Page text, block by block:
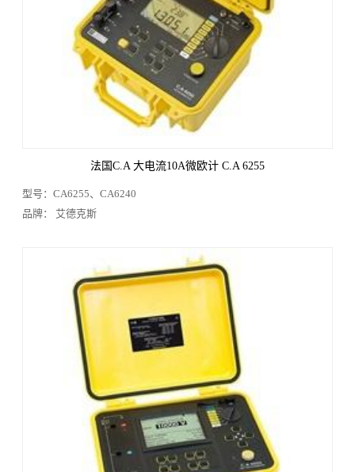
法国C.A 大电流10A微欧计 C.A 6255
型号：CA6255、CA6240
品牌： 艾德克斯